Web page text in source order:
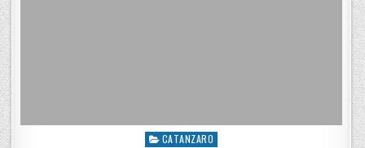
Posted in
CATANZARO